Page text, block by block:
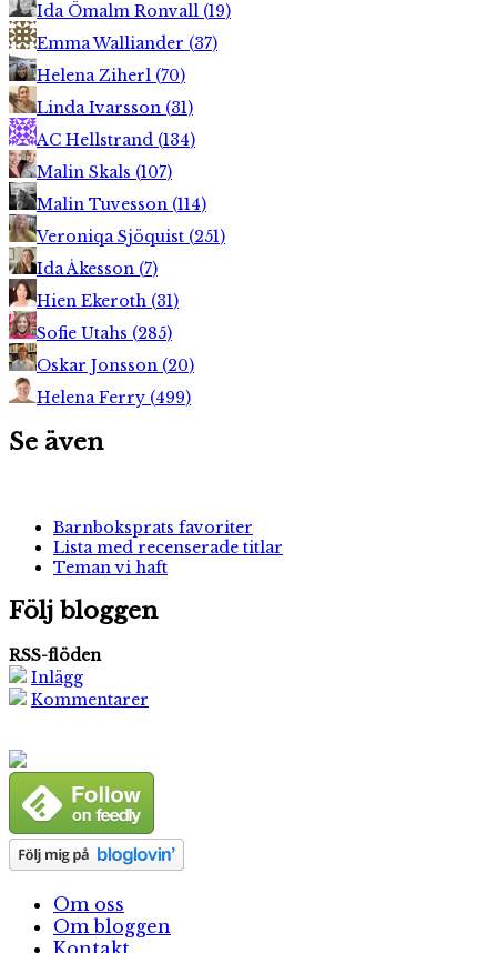
Ida Ömalm Ronvall (19)
Emma Walliander (37)
Helena Ziherl (70)
Linda Ivarsson (31)
AC Hellstrand (134)
Malin Skals (107)
Malin Tuvesson (114)
Veroniqa Sjöquist (251)
Ida Åkesson (7)
Hien Ekeroth (31)
Sofie Utahs (285)
Oskar Jonsson (20)
Helena Ferry (499)
Se även
Barnboksprats favoriter
Lista med recenserade titlar
Teman vi haft
Följ bloggen
RSS-flöden
Inlägg
Kommentarer
Om oss
Om bloggen
Kontakt